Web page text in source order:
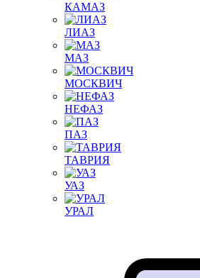
КАМАЗ
ЛИАЗ
МАЗ
МОСКВИЧ
НЕФАЗ
ПАЗ
ТАВРИЯ
УАЗ
УРАЛ